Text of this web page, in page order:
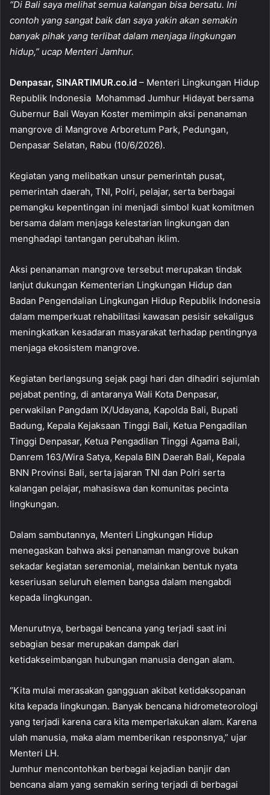
e
b
o
o
k
s
A
p
p
l
e
“Di Bali saya melihat semua kalangan bisa bersatu. Ini
contoh yang sangat baik dan saya yakin akan semakin
banyak pihak yang terlibat dalam menjaga lingkungan
hidup,” ucap Menteri Jamhur.
Denpasar, SINARTIMUR.co.id – Menteri Lingkungan Hidup
Republik Indonesia Mohammad Jumhur Hidayat bersama
Gubernur Bali Wayan Koster memimpin aksi penanaman
mangrove di Mangrove Arboretum Park, Pedungan,
Denpasar Selatan, Rabu (10/6/2026).
Kegiatan yang melibatkan unsur pemerintah pusat,
pemerintah daerah, TNI, Polri, pelajar, serta berbagai
pemangku kepentingan ini menjadi simbol kuat komitmen
bersama dalam menjaga kelestarian lingkungan dan
menghadapi tantangan perubahan iklim.
Aksi penanaman mangrove tersebut merupakan tindak
lanjut dukungan Kementerian Lingkungan Hidup dan
Badan Pengendalian Lingkungan Hidup Republik Indonesia
dalam memperkuat rehabilitasi kawasan pesisir sekaligus
meningkatkan kesadaran masyarakat terhadap pentingnya
menjaga ekosistem mangrove.
Kegiatan berlangsung sejak pagi hari dan dihadiri sejumlah
pejabat penting, di antaranya Wali Kota Denpasar,
perwakilan Pangdam IX/Udayana, Kapolda Bali, Bupati
Badung, Kepala Kejaksaan Tinggi Bali, Ketua Pengadilan
Tinggi Denpasar, Ketua Pengadilan Tinggi Agama Bali,
Danrem 163/Wira Satya, Kepala BIN Daerah Bali, Kepala
BNN Provinsi Bali, serta jajaran TNI dan Polri serta
kalangan pelajar, mahasiswa dan komunitas pecinta
lingkungan.
Dalam sambutannya, Menteri Lingkungan Hidup
menegaskan bahwa aksi penanaman mangrove bukan
sekadar kegiatan seremonial, melainkan bentuk nyata
keseriusan seluruh elemen bangsa dalam mengabdi
kepada lingkungan.
Menurutnya, berbagai bencana yang terjadi saat ini
sebagian besar merupakan dampak dari
ketidakseimbangan hubungan manusia dengan alam.
“Kita mulai merasakan gangguan akibat ketidaksopanan
kita kepada lingkungan. Banyak bencana hidrometeorologi
yang terjadi karena cara kita memperlakukan alam. Karena
ulah manusia, maka alam memberikan responsnya,” ujar
Menteri LH.
Jumhur mencontohkan berbagai kejadian banjir dan
bencana alam yang semakin sering terjadi di berbagai